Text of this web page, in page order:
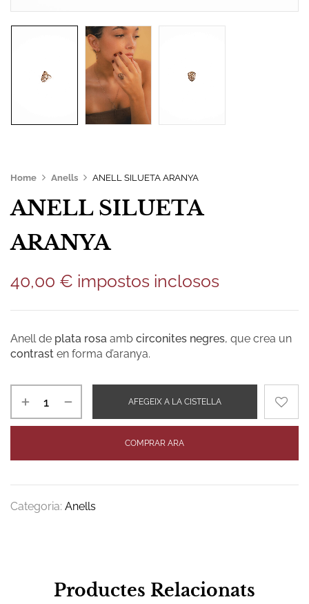
Home Anells ANELL SILUETA ARANYA
ANELL SILUETA
ARANYA
40,00 € impostos inclosos
Anell de plata rosa amb circonites negres, que crea un
contrast en forma d’aranya.
AFEGEIX A LA CISTELLA
COMPRAR ARA
Categoria: Anells
Productes Relacionats